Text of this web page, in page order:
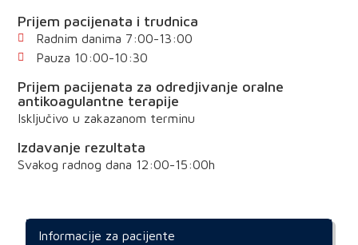
Informacije za pacijente
Prijem pacijenata i trudnica
Radnim danima 7:00-13:00
Pauza 10:00-10:30
Prijem pacijenata za odredjivanje oralne
antikoagulantne terapije
Isključivo u zakazanom terminu
Izdavanje rezultata
Svakog radnog dana 12:00-15:00h